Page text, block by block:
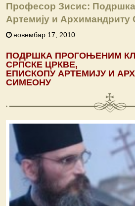
Професор Зисис:
Артемију и Архимандриту
новембар 17, 2010
ПОДРШКА ПРОГОЊЕНИМ
СРПСКЕ ЦРКВЕ,
ЕПИСКОПУ АРТЕМИЈУ И
СИМЕОНУ